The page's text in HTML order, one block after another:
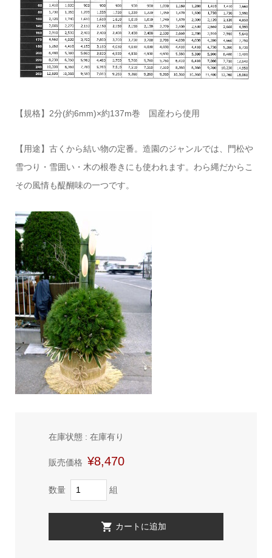
【規格】2分(約6mm)×約137m巻 国産わら使用
【用途】古くから結い物の定番。造園のジャンルでは、門松や
雪つり・雪囲い・木の根巻きにも使われます。わら縄だからこ
その風情も醍醐味の一つです。
在庫状態 : 在庫有り
販売価格 ¥8,470
数量 組